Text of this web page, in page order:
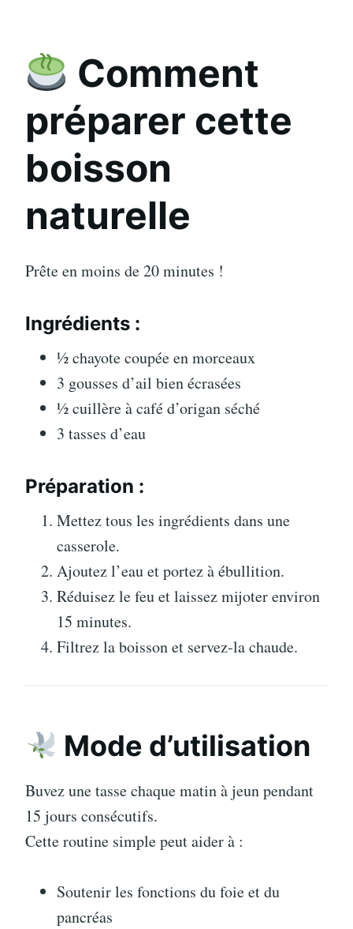
Comment
préparer cette
boisson
naturelle
Prête en moins de 20 minutes !
Ingrédients :
½ chayote coupée en morceaux
3 gousses d’ail bien écrasées
½ cuillère à café d’origan séché
3 tasses d’eau
Préparation :
Mettez tous les ingrédients dans une
casserole.
Ajoutez l’eau et portez à ébullition.
Réduisez le feu et laissez mijoter environ
15 minutes.
Filtrez la boisson et servez-la chaude.
Mode d’utilisation
Buvez une tasse chaque matin à jeun pendant
15 jours consécutifs.
Cette routine simple peut aider à :
Soutenir les fonctions du foie et du
pancréas